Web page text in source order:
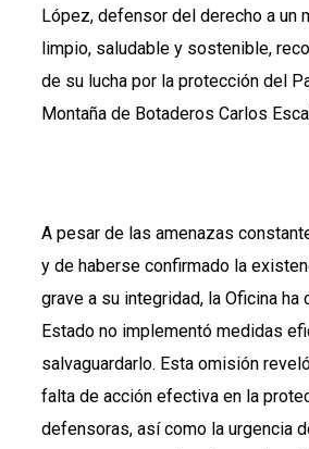
López, defensor del derecho a un
limpio, saludable y sostenible,
de su lucha por la protección del
Montaña de Botaderos Carlos
A pesar de las amenazas
y de haberse confirmado la
grave a su integridad, la Oficina ha
Estado no implementó medidas
salvaguardarlo. Esta omisión
falta de acción efectiva en la
defensoras, así como la urgencia